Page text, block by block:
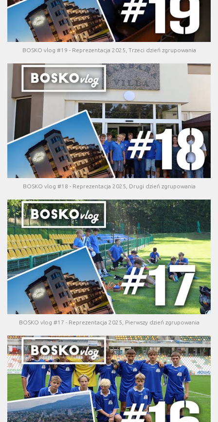
BOSKO vlog #19 - Reprezentacja 2025, Trzeci dzień zgrupowania
BOSKO vlog #18 - Reprezentacja 2025, Drugi dzień zgrupowania
BOSKO vlog #17 - Reprezentacja 2025, Pierwszy dzień zgrupowania